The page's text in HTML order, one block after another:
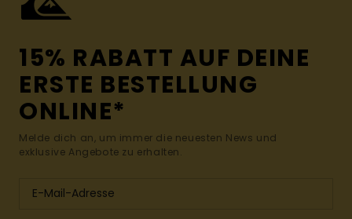
15% RABATT AUF DEINE
ERSTE BESTELLUNG
ONLINE*
Melde dich an, um immer die neuesten News und
exklusive Angebote zu erhalten.